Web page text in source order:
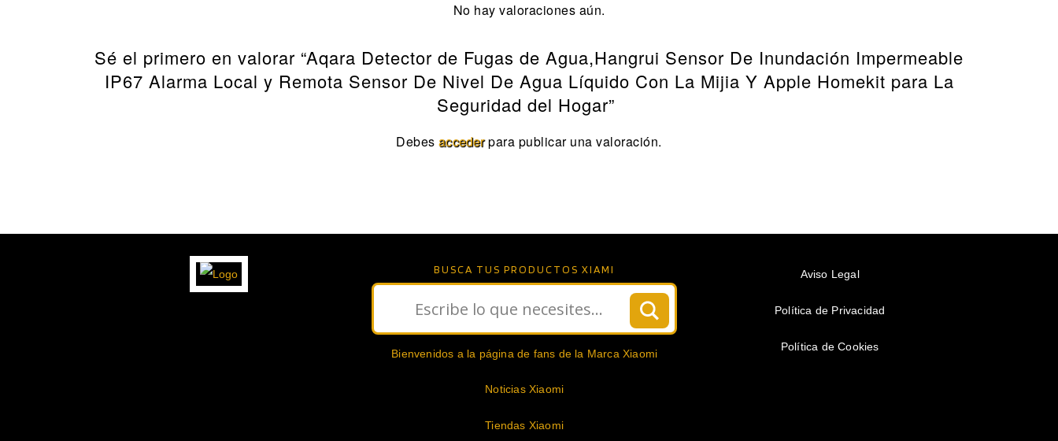
No hay valoraciones aún.
Sé el primero en valorar “Aqara Detector de Fugas de Agua,Hangrui Sensor De Inundación Impermeable
IP67 Alarma Local y Remota Sensor De Nivel De Agua Líquido Con La Mijia Y Apple Homekit para La
Seguridad del Hogar”
Debesaccederpara publicar una valoración.
BUSCA TUS PRODUCTOS XIAMI
Bienvenidos a la página de fans de la Marca Xiaomi
Noticias Xiaomi
Tiendas Xiaomi
Aviso Legal
Política de Privacidad
Política de Cookies